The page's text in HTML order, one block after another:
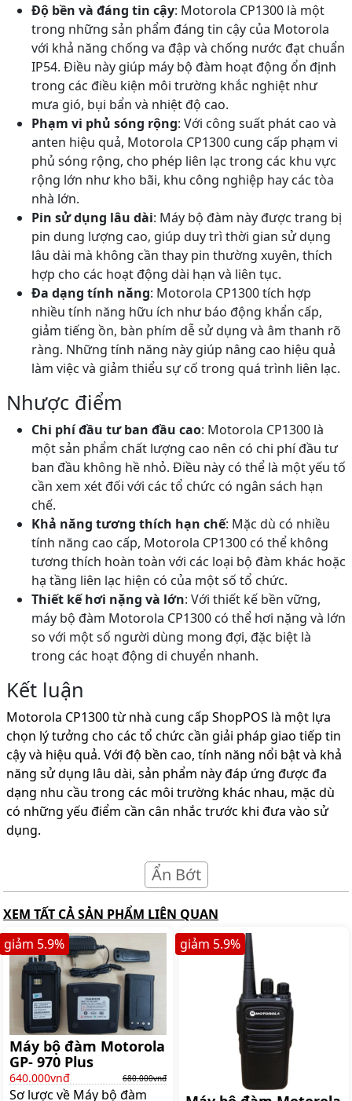
Độ bền và đáng tin cậy: Motorola CP1300 là một
trong những sản phẩm đáng tin cậy của Motorola
với khả năng chống va đập và chống nước đạt chuẩn
IP54. Điều này giúp máy bộ đàm hoạt động ổn định
trong các điều kiện môi trường khắc nghiệt như
mưa gió, bụi bẩn và nhiệt độ cao.
Phạm vi phủ sóng rộng: Với công suất phát cao và
anten hiệu quả, Motorola CP1300 cung cấp phạm vi
phủ sóng rộng, cho phép liên lạc trong các khu vực
rộng lớn như kho bãi, khu công nghiệp hay các tòa
nhà lớn.
Pin sử dụng lâu dài: Máy bộ đàm này được trang bị
pin dung lượng cao, giúp duy trì thời gian sử dụng
lâu dài mà không cần thay pin thường xuyên, thích
hợp cho các hoạt động dài hạn và liên tục.
Đa dạng tính năng: Motorola CP1300 tích hợp
nhiều tính năng hữu ích như báo động khẩn cấp,
giảm tiếng ồn, bàn phím dễ sử dụng và âm thanh rõ
ràng. Những tính năng này giúp nâng cao hiệu quả
làm việc và giảm thiểu sự cố trong quá trình liên lạc.
Nhược điểm
Chi phí đầu tư ban đầu cao: Motorola CP1300 là
một sản phẩm chất lượng cao nên có chi phí đầu tư
ban đầu không hề nhỏ. Điều này có thể là một yếu tố
cần xem xét đối với các tổ chức có ngân sách hạn
chế.
Khả năng tương thích hạn chế: Mặc dù có nhiều
tính năng cao cấp, Motorola CP1300 có thể không
tương thích hoàn toàn với các loại bộ đàm khác hoặc
hạ tầng liên lạc hiện có của một số tổ chức.
Thiết kế hơi nặng và lớn: Với thiết kế bền vững,
máy bộ đàm Motorola CP1300 có thể hơi nặng và lớn
so với một số người dùng mong đợi, đặc biệt là
trong các hoạt động di chuyển nhanh.
Kết luận
Motorola CP1300 từ nhà cung cấp ShopPOS là một lựa
chọn lý tưởng cho các tổ chức cần giải pháp giao tiếp tin
cậy và hiệu quả. Với độ bền cao, tính năng nổi bật và khả
năng sử dụng lâu dài, sản phẩm này đáp ứng được đa
dạng nhu cầu trong các môi trường khác nhau, mặc dù
có những yếu điểm cần cân nhắc trước khi đưa vào sử
dụng.
Ẩn Bớt
XEM TẤT CẢ SẢN PHẨM LIÊN QUAN
Máy bộ đàm Motorola
GP- 970 Plus
640.000vnđ 680.000vnđ
Sơ lược về Máy bộ đàm
giảm 5.9% giảm 5.9%